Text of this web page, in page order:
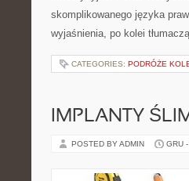
skomplikowanego języka
wyjaśnienia, po kolei
CATEGORIES: PODRÓŻE
IMPLANTY
POSTED BY ADMIN GRU